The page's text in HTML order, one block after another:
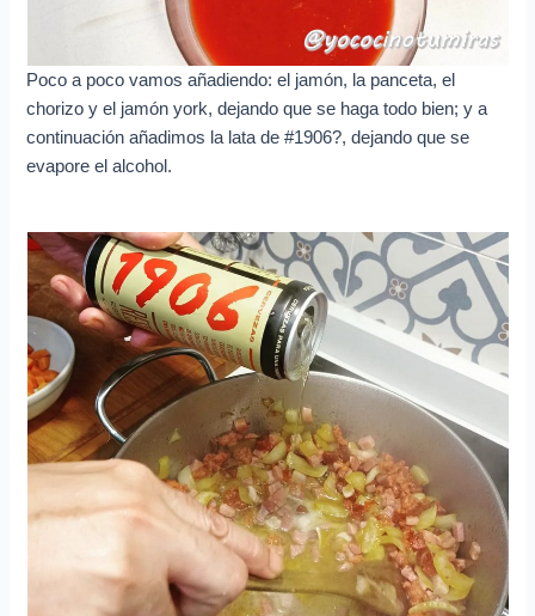
Poco a poco vamos añadiendo: el jamón, la panceta, el
chorizo y el jamón york, dejando que se haga todo bien; y a
continuación añadimos la lata de #1906?, dejando que se
evapore el alcohol.